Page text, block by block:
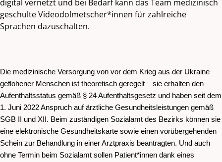
digital vernetzt und bei Bedarf kann das Team medizinisch
geschulte Videodolmetscher*innen für zahlreiche
Sprachen dazuschalten.
Die medizinische Versorgung von vor dem Krieg aus der Ukraine
geflohener Menschen ist theoretisch geregelt – sie erhalten den
Aufenthaltsstatus gemäß § 24 Aufenthaltsgesetz und haben seit dem
1. Juni 2022 Anspruch auf ärztliche Gesundheitsleistungen gemäß
SGB II und XII. Beim zuständigen Sozialamt des Bezirks können sie
eine elektronische Gesundheitskarte sowie einen vorübergehenden
Schein zur Behandlung in einer Arztpraxis beantragten. Und auch
ohne Termin beim Sozialamt sollen Patient*innen dank eines